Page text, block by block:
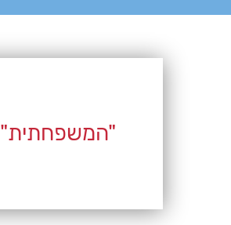
"המשפחתית"